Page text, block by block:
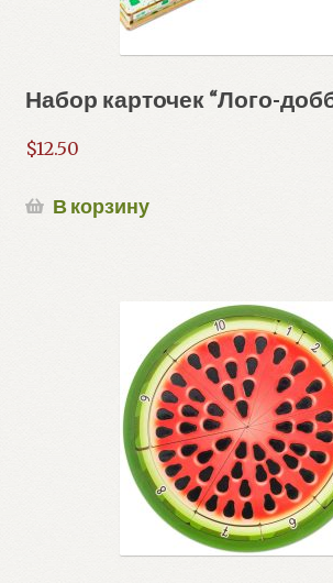
Набор карточек “Лого-
$12.50
В корзину